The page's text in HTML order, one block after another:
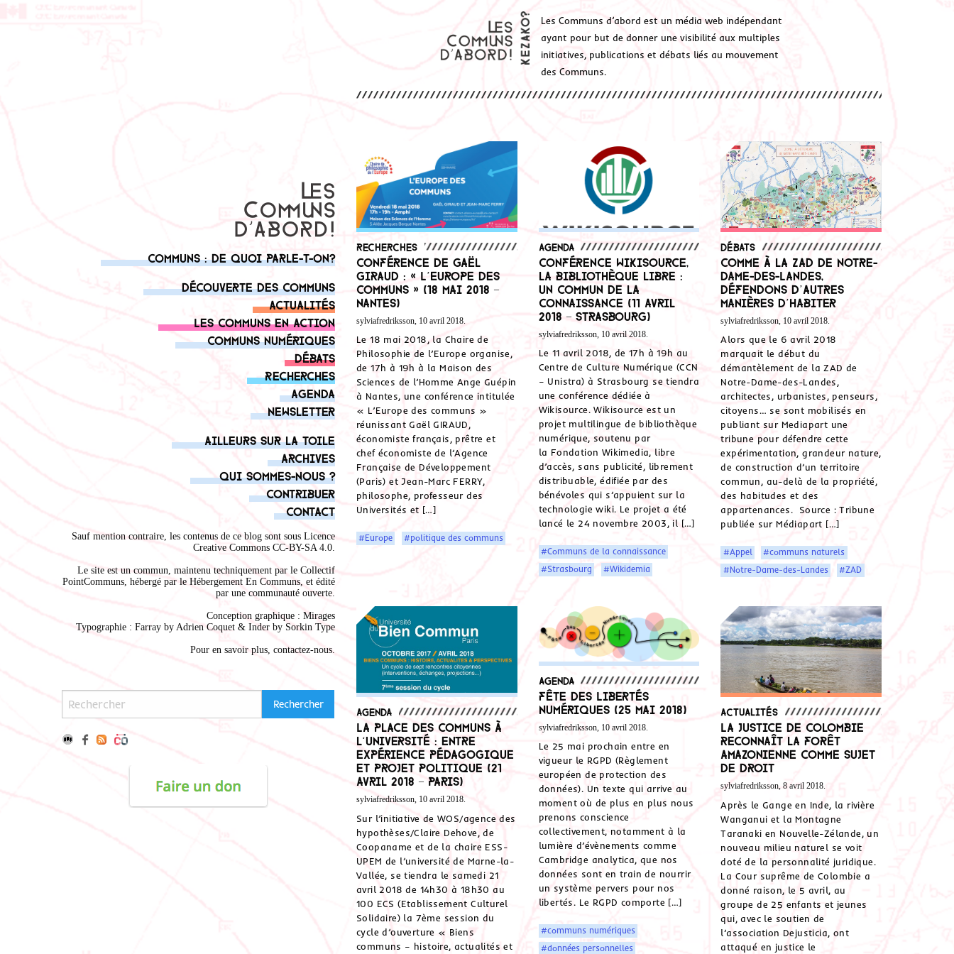
Les Communs d’abord est un média web indépendant
ayant pour but de donner une visibilité aux multiples
initiatives, publications et débats liés au mouvement
des Communs.
Communs : de quoi parle-t-on?
Découverte des communs
Actualités
Les communs en action
Communs numériques
Débats
Recherches
Agenda
Newsletter
Ailleurs sur la toile
Archives
Qui sommes-nous ?
Contribuer
Contact
Sauf mention contraire, les contenus de ce blog sont sous Licence
Creative Commons CC-BY-SA 4.0.
Le site est un commun, maintenu techniquement par le Collectif
PointCommuns, hébergé par le Hébergement En Communs, et édité
par une communauté ouverte.
Conception graphique : Mirages
Typographie : Farray by Adrien Coquet & Inder by Sorkin Type
Pour en savoir plus, contactez-nous.
Recherches
Conférence de Gaël
Giraud : « L’Europe des
communs » (18 mai 2018 –
Nantes)
sylviafredriksson, 10 avril 2018.
Le 18 mai 2018, la Chaire de
Philosophie de l’Europe organise,
de 17h à 19h à la Maison des
Sciences de l’Homme Ange Guépin
à Nantes, une conférence intitulée
« L’Europe des communs »
réunissant Gaël GIRAUD,
économiste français, prêtre et
chef économiste de l’Agence
Française de Développement
(Paris) et Jean-Marc FERRY,
philosophe, professeur des
Universités et […]
#Europe #politique des communs
Agenda
Conférence Wikisource,
la bibliothèque libre :
un commun de la
connaissance (11 avril
2018 – Strasbourg)
sylviafredriksson, 10 avril 2018.
Le 11 avril 2018, de 17h à 19h au
Centre de Culture Numérique (CCN
– Unistra) à Strasbourg se tiendra
une conférence dédiée à
Wikisource. Wikisource est un
projet multilingue de bibliothèque
numérique, soutenu par
la Fondation Wikimedia, libre
d’accès, sans publicité, librement
distribuable, édifiée par des
bénévoles qui s’appuient sur la
technologie wiki. Le projet a été
lancé le 24 novembre 2003, il […]
#Communs de la connaissance
#Strasbourg
#Wikidemia
Débats
Comme à la ZAD de Notre-
Dame-des-Landes,
défendons d’autres
manières d’habiter
sylviafredriksson, 10 avril 2018.
Alors que le 6 avril 2018
marquait le début du
démantèlement de la ZAD de
Notre-Dame-des-Landes,
architectes, urbanistes, penseurs,
citoyens… se sont mobilisés en
publiant sur Mediapart une
tribune pour défendre cette
expérimentation, grandeur nature,
de construction d’un territoire
commun, au-delà de la propriété,
des habitudes et des
appartenances. Source : Tribune
publiée sur Médiapart […]
#Appel
#communs naturels
#Notre-Dame-des-Landes
#ZAD
Agenda
La place des communs à
l‘université : entre
expérience pédagogique
et projet politique (21
avril 2018 – Paris)
sylviafredriksson, 10 avril 2018.
Sur l’initiative de WOS/agence des
hypothèses/Claire Dehove, de
Coopaname et de la chaire ESS-
UPEM de l’université de Marne-la-
Vallée, se tiendra le samedi 21
avril 2018 de 14h30 à 18h30 au
100 ECS (Etablissement Culturel
Solidaire) la 7ème session du
cycle d’ouverture « Biens
communs – histoire, actualités et
Agenda
Fête des Libertés
Numériques (25 mai 2018)
sylviafredriksson, 10 avril 2018.
Le 25 mai prochain entre en
vigueur le RGPD (Règlement
européen de protection des
données). Un texte qui arrive au
moment où de plus en plus nous
prenons conscience
collectivement, notamment à la
lumière d’évènements comme
Cambridge analytica, que nos
données sont en train de nourrir
un système pervers pour nos
libertés. Le RGPD comporte […]
#communs numériques
#données personnelles
Actualités
La justice de Colombie
reconnaît la forêt
amazonienne comme sujet
de droit
sylviafredriksson, 8 avril 2018.
Après le Gange en Inde, la rivière
Wanganui et la Montagne
Taranaki en Nouvelle-Zélande, un
nouveau milieu naturel se voit
doté de la personnalité juridique.
La Cour suprême de Colombie a
donné raison, le 5 avril, au
groupe de 25 enfants et jeunes
qui, avec le soutien de
l’association Dejusticia, ont
attaqué en justice le